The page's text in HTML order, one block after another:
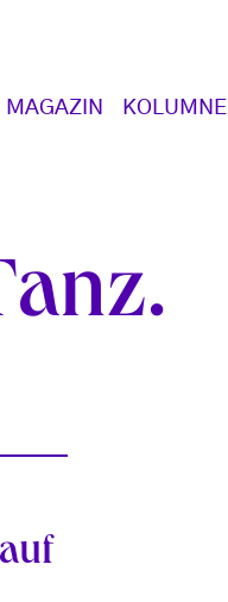
Main navigation
MAGAZIN KOLUMNE